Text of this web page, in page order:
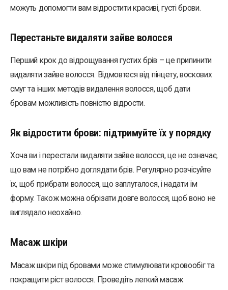
можуть допомогти вам відростити красиві, густі брови.
Перестаньте видаляти зайве волосся
Перший крок до відрощування густих брів – це припинити
видаляти зайве волосся. Відмовтеся від пінцету, воскових
смуг та інших методів видалення волосся, щоб дати
бровам можливість повністю відрости.
Як відростити брови: підтримуйте їх у порядку
Хоча ви і перестали видаляти зайве волосся, це не означає,
що вам не потрібно доглядати брів. Регулярно розчісуйте
їх, щоб прибрати волосся, що заплуталося, і надати їм
форму. Також можна обрізати довге волосся, щоб воно не
виглядало неохайно.
Масаж шкіри
Масаж шкіри під бровами може стимулювати кровообіг та
покращити ріст волосся. Проведіть легкий масаж